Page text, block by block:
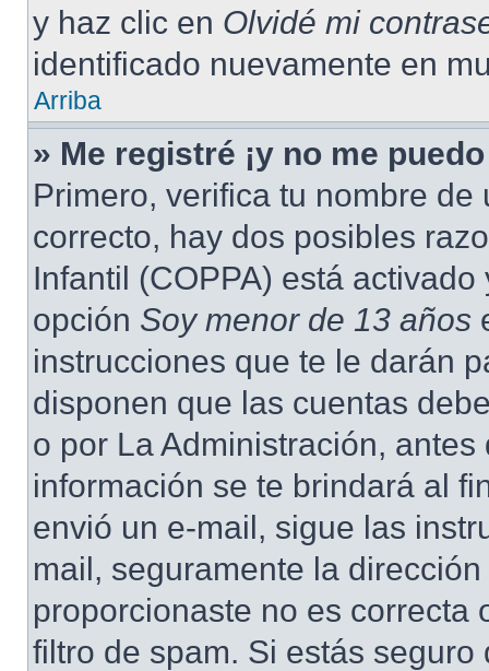
y haz clic en Olvidé mi
identificado nuevamente en
Arriba
» Me registré ¡y no me
Primero, verifica tu nombre
correcto, hay dos posibles
Infantil (COPPA) está
opción Soy menor de 13 años
instrucciones que te le darán
disponen que las cuentas
o por La Administración,
información se te brindará al
envió un e-mail, sigue las
mail, seguramente la
proporcionaste no es correcta
filtro de spam. Si estás